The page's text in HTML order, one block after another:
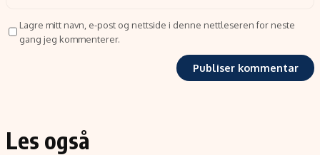
Lagre mitt navn, e-post og nettside i denne nettleseren for neste
gang jeg kommenterer.
Les også